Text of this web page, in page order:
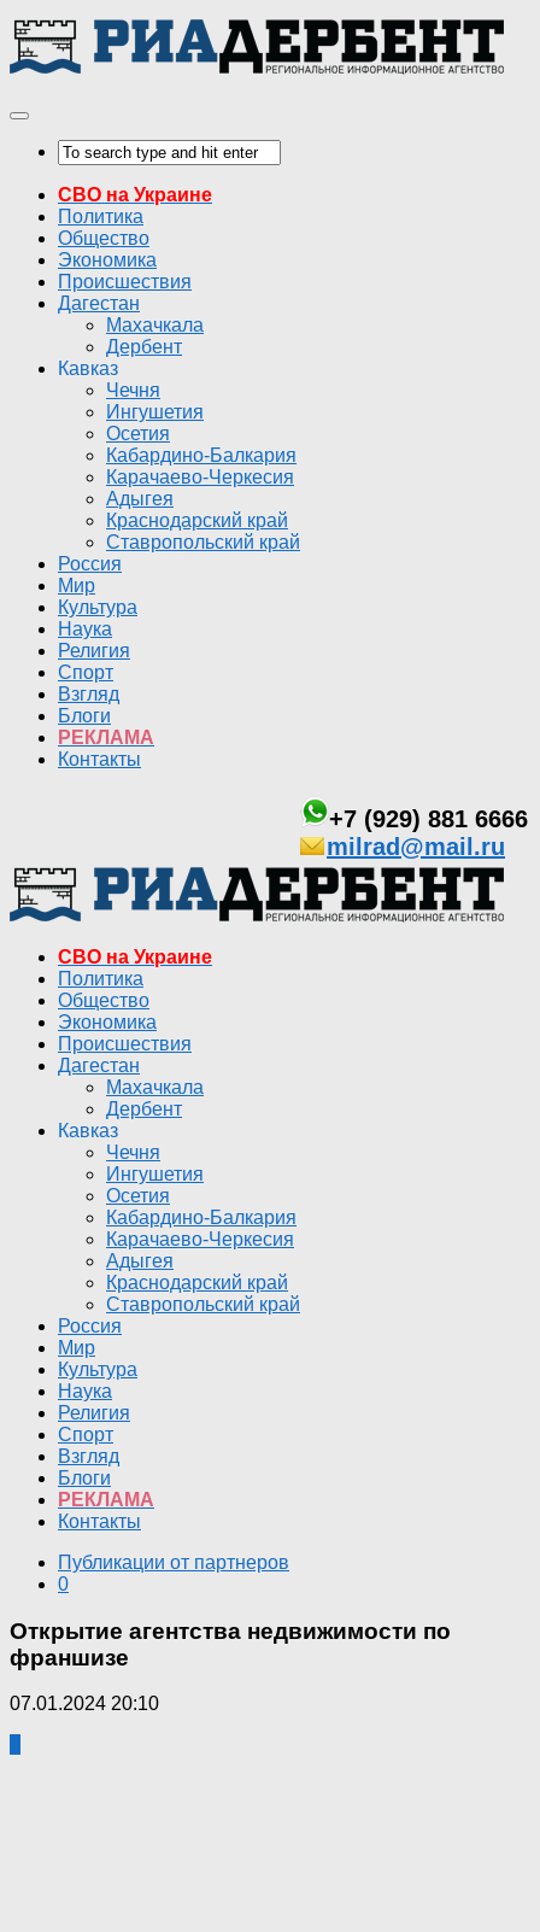
СВО на Украине
Политика
Общество
Экономика
Происшествия
Дагестан
Махачкала
Дербент
Кавказ
Чечня
Ингушетия
Осетия
Кабардино-Балкария
Карачаево-Черкесия
Адыгея
Краснодарский край
Ставропольский край
Россия
Мир
Культура
Наука
Религия
Спорт
Взгляд
Блоги
РЕКЛАМА
Контакты
+7 (929) 881 6666
milrad@mail.ru
СВО на Украине
Политика
Общество
Экономика
Происшествия
Дагестан
Махачкала
Дербент
Кавказ
Чечня
Ингушетия
Осетия
Кабардино-Балкария
Карачаево-Черкесия
Адыгея
Краснодарский край
Ставропольский край
Россия
Мир
Культура
Наука
Религия
Спорт
Взгляд
Блоги
РЕКЛАМА
Контакты
Публикации от партнеров
0
Открытие агентства недвижимости по
франшизе
07.01.2024 20:10